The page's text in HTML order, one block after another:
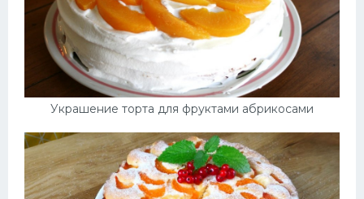
Украшение торта для фруктами абрикосами